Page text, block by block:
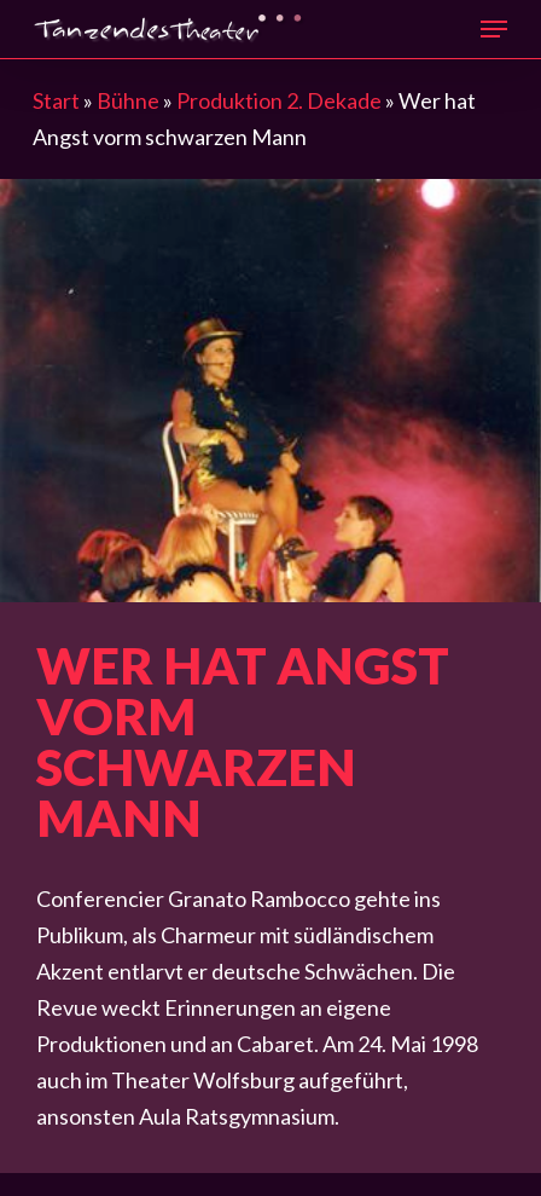
Skip
to
main
content
Menu
Start » Bühne » Produktion 2. Dekade »Wer hat
Angst vorm schwarzen Mann
WER HAT ANGST
VORM
SCHWARZEN
MANN
Conferencier Granato Rambocco gehte ins
Publikum, als Charmeur mit südländischem
Akzent entlarvt er deutsche Schwächen. Die
Revue weckt Erinnerungen an eigene
Produktionen und an Cabaret. Am 24. Mai 1998
auch im Theater Wolfsburg aufgeführt,
ansonsten Aula Ratsgymnasium.